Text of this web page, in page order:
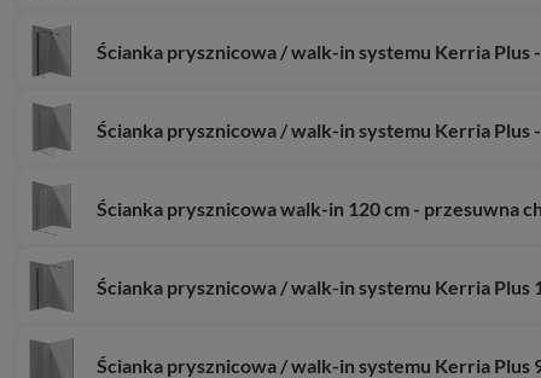
Ścianka prysznicowa / walk-in systemu Kerria Plus
Ścianka prysznicowa / walk-in systemu Kerria Plus
Ścianka prysznicowa walk-in 120 cm - przesuwna
Ścianka prysznicowa / walk-in systemu Kerria Plus
Ścianka prysznicowa / walk-in systemu Kerria Plus